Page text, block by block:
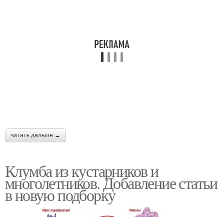
читать дальше →
Клумба из кустарников и
многолетников. Добавление статьи
в новую подборку